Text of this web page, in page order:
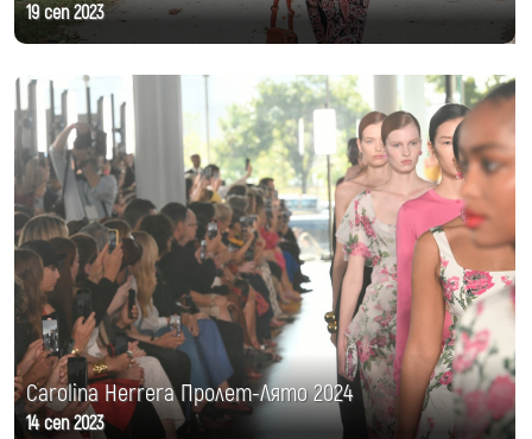
19 сеп 2023
Carolina Herrera Пролет-Лято 2024
14 сеп 2023